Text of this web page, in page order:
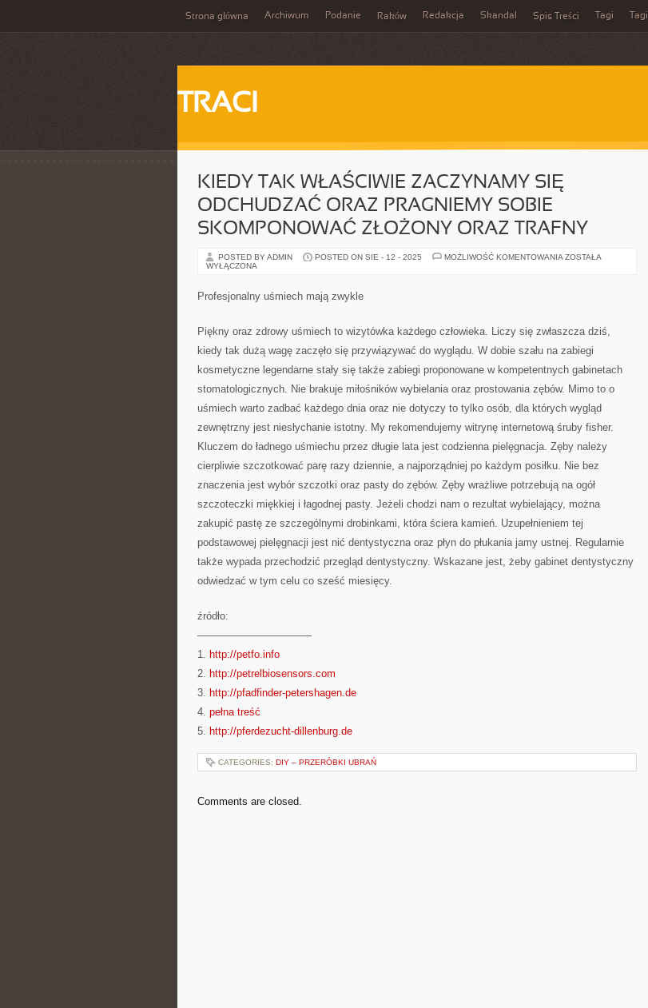
Strona główna Archiwum Podanie Raków Redakcja Skandal Spis Treści Tagi Tagi
TRACI
KIEDY TAK WŁAŚCIWIE ZACZYNAMY SIĘ
ODCHUDZAĆ ORAZ PRAGNIEMY SOBIE
SKOMPONOWAĆ ZŁOŻONY ORAZ TRAFNY
POSTED BY ADMIN POSTED ON SIE - 12 - 2025 MOŻLIWOŚĆ KOMENTOWANIA KIEDY
SKOMPONOWAĆ
ORAZ
ZOSTAŁA
WYŁĄCZONA
Profesjonalny uśmiech mają zwykle
Piękny oraz zdrowy uśmiech to wizytówka każdego człowieka. Liczy się zwłaszcza dziś,
kiedy tak dużą wagę zaczęło się przywiązywać do wyglądu. W dobie szału na zabiegi
kosmetyczne legendarne stały się także zabiegi proponowane w kompetentnych gabinetach
stomatologicznych. Nie brakuje miłośników wybielania oraz prostowania zębów. Mimo to o
uśmiech warto zadbać każdego dnia oraz nie dotyczy to tylko osób, dla których wygląd
zewnętrzny jest niesłychanie istotny. My rekomendujemy witrynę internetową śruby fisher.
Kluczem do ładnego uśmiechu przez długie lata jest codzienna pielęgnacja. Zęby należy
cierpliwie szczotkować parę razy dziennie, a najporządniej po każdym posiłku. Nie bez
znaczenia jest wybór szczotki oraz pasty do zębów. Zęby wrażliwe potrzebują na ogół
szczoteczki miękkiej i łagodnej pasty. Jeżeli chodzi nam o rezultat wybielający, można
zakupić pastę ze szczególnymi drobinkami, która ściera kamień. Uzupełnieniem tej
podstawowej pielęgnacji jest nić dentystyczna oraz płyn do płukania jamy ustnej. Regularnie
także wypada przechodzić przegląd dentystyczny. Wskazane jest, żeby gabinet dentystyczny
odwiedzać w tym celu co sześć miesięcy.
źródło:
———————————
1. http://petfo.info
2. http://petrelbiosensors.com
3. http://pfadfinder-petershagen.de
4. pełna treść
5. http://pferdezucht-dillenburg.de
CATEGORIES: DIY – PRZERÓBKI UBRAŃ
Comments are closed.